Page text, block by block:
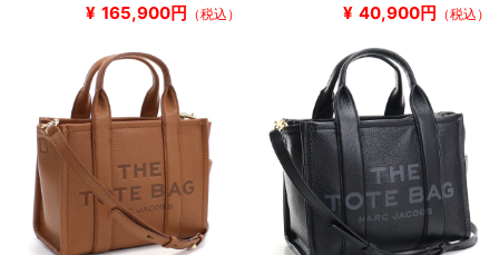
¥ 165,900円 （税込） ¥ 40,900円 （税込）